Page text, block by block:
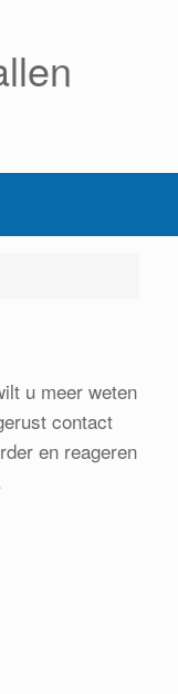
u meer weten
contact
en reageren